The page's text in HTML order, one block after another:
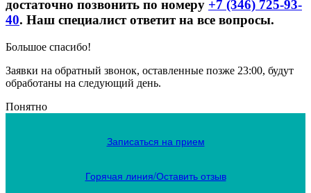
достаточно позвонить по номеру +7 (346) 725-93-
40. Наш специалист ответит на все вопросы.
Большое спасибо!
Заявки на обратный звонок, оставленные позже 23:00, будут
обработаны на следующий день.
Понятно
Записаться на прием
Горячая линия/Оставить отзыв